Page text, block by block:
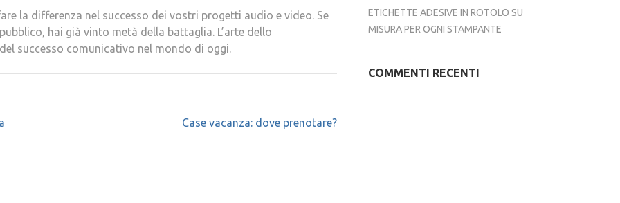
la differenza nel successo dei vostri progetti audio e video. Se
hai già vinto metà della battaglia. L’arte dello
successo comunicativo nel mondo di oggi.
Case vacanza: dove prenotare?
ETICHETTE ADESIVE IN ROTOLO SU
MISURA PER OGNI STAMPANTE
COMMENTI RECENTI